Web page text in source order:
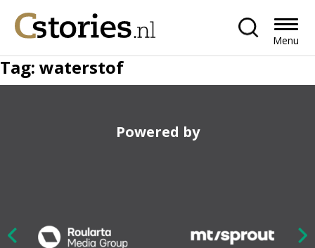
Menu
Tag: waterstof
Powered by